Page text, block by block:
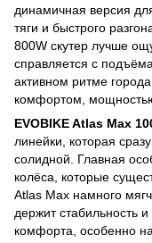
динамичная версия
тяги и быстрого
800W скутер лучше
справляется с
активном ритме
комфортом,
EVOBIKE Atlas Max
линейки, которая
солидной. Главная
колёса, которые
Atlas Max намного
держит стабильность
комфорта, особенно